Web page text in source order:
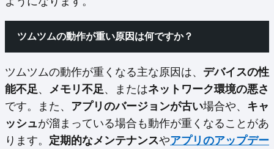
ツムツムの動作が重い原因は何ですか？
ツムツムの動作が重くなる主な原因は、 デバイスの性
能不足 、 メモリ不足 、またはネットワーク環境の悪さ
です。また、 アプリのバージョンが古い場合や、 キャ
ッシュが溜まっている場合も動作が重くなることがあ
ります。 定期的なメンテナンスやアプリのアップデー